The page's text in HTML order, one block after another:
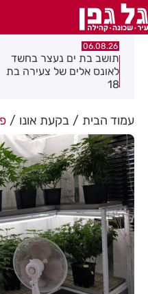
06.08.26
תושב בת ים נעצר בחשד
לאונס אלים של צעירה בת
18
עמוד הבית בקעת אונו